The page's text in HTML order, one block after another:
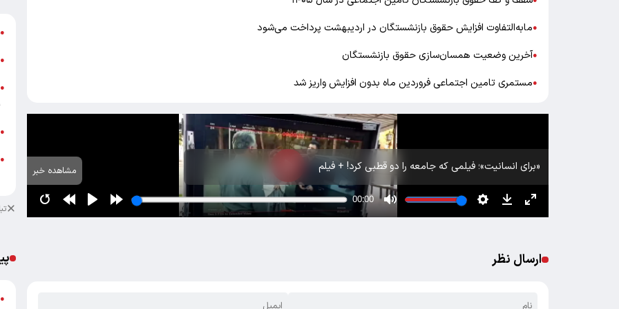
●مابه‌التفاوت افزایش حقوق بازنشستگان در اردیبهشت پرداخت می‌شود
●آخرین وضعیت همسان‌سازی حقوق بازنشستگان
●مستمری تامین اجتماعی فروردین ماه بدون افزایش واریز شد
«برای انسانیت»؛ فیلمی که جامعه را دو قطبی کرد! + فیلم مشاهده خبر
ارسال نظر
●
●
●
●
●
●